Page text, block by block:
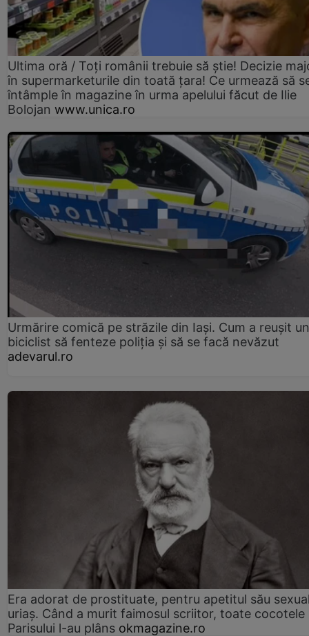
Ultima oră / Toți românii trebuie să știe! Decizie
în supermarketurile din toată țara! Ce urmează să
întâmple în magazine în urma apelului făcut de Ilie
Bolojan www.unica.ro
Urmărire comică pe străzile din Iași. Cum a reușit un
biciclist să fenteze poliția și să se facă nevăzut
adevarul.ro
Era adorat de prostituate, pentru apetitul său
uriaș. Când a murit faimosul scriitor, toate cocotele
Parisului l-au plâns okmagazine.ro